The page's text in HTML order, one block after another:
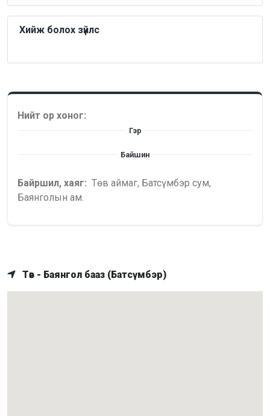
Хийж болох зүйлс
Нийт ор хоног:
Гэр
Байшин
Байршил, хаяг: Төв аймаг, Батсүмбэр сум,
Баянголын ам.
Төв - Баянгол бааз (Батсүмбэр)